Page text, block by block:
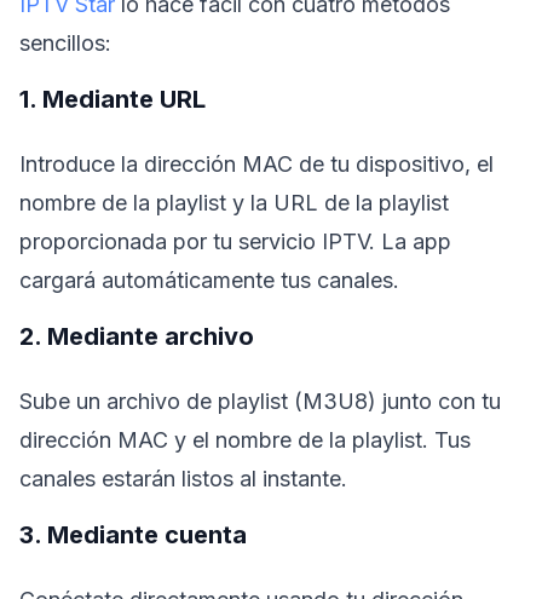
sencillos:
1. Mediante URL
Introduce la dirección MAC de tu dispositivo, el
nombre de la playlist y la URL de la playlist
proporcionada por tu servicio IPTV. La app
cargará automáticamente tus canales.
2. Mediante archivo
Sube un archivo de playlist (M3U8) junto con tu
dirección MAC y el nombre de la playlist. Tus
canales estarán listos al instante.
3. Mediante cuenta